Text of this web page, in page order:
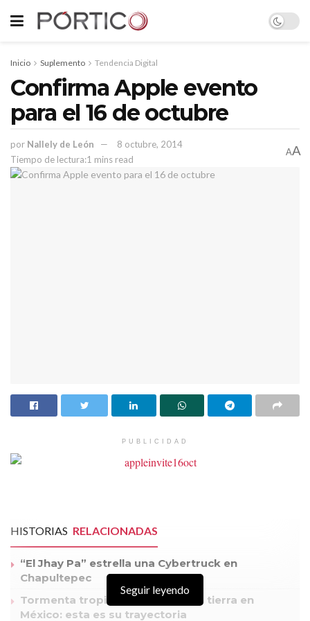
Inicio Suplemento Tendencia Digital
Confirma Apple evento
para el 16 de octubre
por Nallely de León
8 octubre, 2014
Tiempo de lectura:1 mins read
AA
PUBLICIDAD
HISTORIAS RELACIONADAS
“El Jhay Pa” estrella una Cybertruck en
Chapultepec
Tormenta tropical ‘Ileana’ tocará tierra en
México: esta es su trayectoria
Seguir leyendo